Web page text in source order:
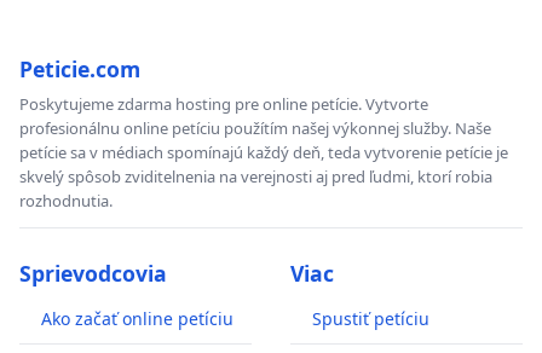
Peticie.com
Poskytujeme zdarma hosting pre online petície. Vytvorte
profesionálnu online petíciu použítím našej výkonnej služby. Naše
petície sa v médiach spomínajú každý deň, teda vytvorenie petície je
skvelý spôsob zviditelnenia na verejnosti aj pred ľudmi, ktorí robia
rozhodnutia.
Sprievodcovia
Ako začať online petíciu
Viac
Spustiť petíciu